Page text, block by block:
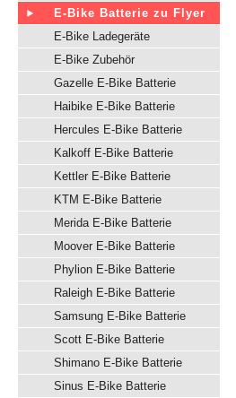
E-Bike Batterie zu Flyer
E-Bike Ladegeräte
E-Bike Zubehör
Gazelle E-Bike Batterie
Haibike E-Bike Batterie
Hercules E-Bike Batterie
Kalkoff E-Bike Batterie
Kettler E-Bike Batterie
KTM E-Bike Batterie
Merida E-Bike Batterie
Moover E-Bike Batterie
Phylion E-Bike Batterie
Raleigh E-Bike Batterie
Samsung E-Bike Batterie
Scott E-Bike Batterie
Shimano E-Bike Batterie
Sinus E-Bike Batterie